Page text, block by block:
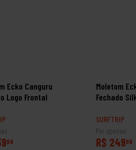
Ecko Canguru
Logo Frontal
99
Moletom
Fechado
SURFTRIP
Por apenas
R$ 24999